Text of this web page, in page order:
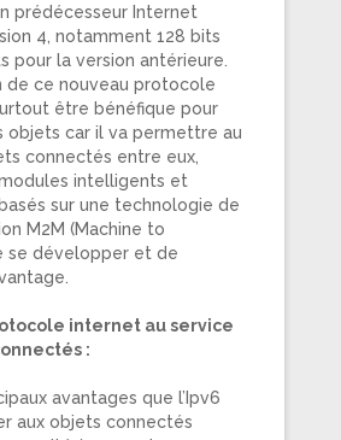
prédécesseur Internet
4, notamment 128 bits
pour la version antérieure.
de ce nouveau protocole
être bénéfique pour
objets car il va permettre au
connectés entre eux,
intelligents et
sur une technologie de
M2M (Machine to
se développer et de
internet au service
:
avantages que l’Ipv6
aux objets connectés